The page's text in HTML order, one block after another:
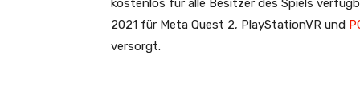
kostenlos für alle Besitzer des Spiels
2021 für Meta Quest 2, PlayStationVR und
versorgt.